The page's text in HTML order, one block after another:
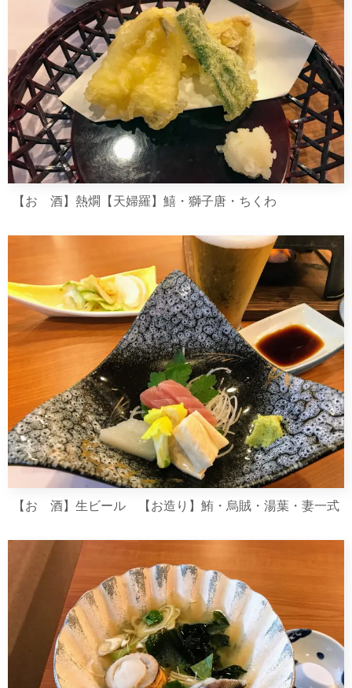
【お 酒】熱燗【天婦羅】鱚・獅子唐・ちくわ
【お 酒】生ビール 【お造り】鮪・烏賊・湯葉・妻一式